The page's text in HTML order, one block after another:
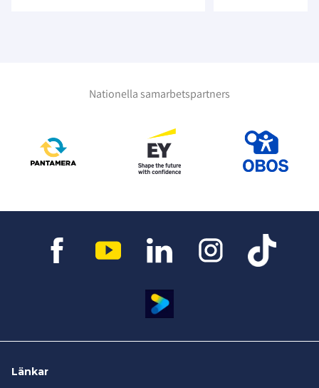
Nationella samarbetspartners
Länkar